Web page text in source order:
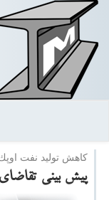
كاهش تولید نفت
پیش بینی